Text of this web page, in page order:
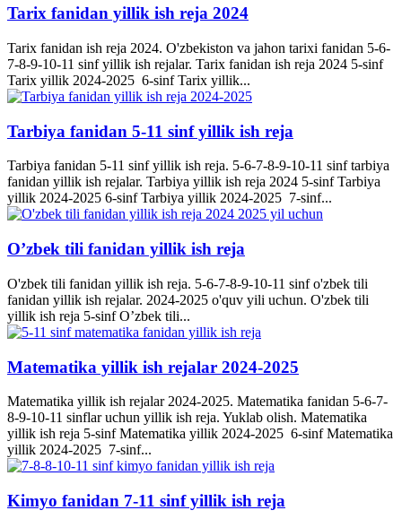
Tarix fanidan yillik ish reja 2024
Tarix fanidan ish reja 2024. O'zbekiston va jahon tarixi fanidan 5-6-
7-8-9-10-11 sinf yillik ish rejalar. Tarix fanidan ish reja 2024 5-sinf
Tarix yillik 2024-2025 6-sinf Tarix yillik...
Tarbiya fanidan 5-11 sinf yillik ish reja
Tarbiya fanidan 5-11 sinf yillik ish reja. 5-6-7-8-9-10-11 sinf tarbiya
fanidan yillik ish rejalar. Tarbiya yillik ish reja 2024 5-sinf Tarbiya
yillik 2024-2025 6-sinf Tarbiya yillik 2024-2025 7-sinf...
O’zbek tili fanidan yillik ish reja
O'zbek tili fanidan yillik ish reja. 5-6-7-8-9-10-11 sinf o'zbek tili
fanidan yillik ish rejalar. 2024-2025 o'quv yili uchun. O'zbek tili
yillik ish reja 5-sinf O’zbek tili...
Matematika yillik ish rejalar 2024-2025
Matematika yillik ish rejalar 2024-2025. Matematika fanidan 5-6-7-
8-9-10-11 sinflar uchun yillik ish reja. Yuklab olish. Matematika
yillik ish reja 5-sinf Matematika yillik 2024-2025 6-sinf Matematika
yillik 2024-2025 7-sinf...
Kimyo fanidan 7-11 sinf yillik ish reja